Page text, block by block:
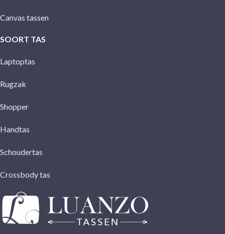
Canvas tassen
SOORT TAS
Laptoptas
Rugzak
Shopper
Handtas
Schoudertas
Crossbody tas